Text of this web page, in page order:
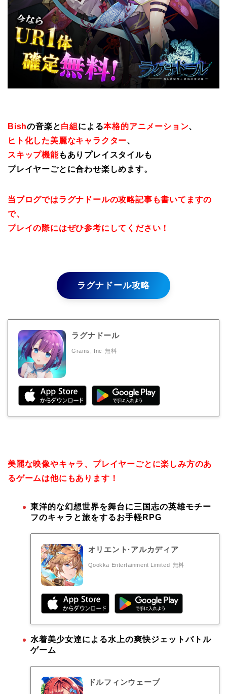
Bishの音楽と白組 による本格的アニメーション、
ヒト化した美麗なキャラクター、
スキップ機能もありプレイスタイルも
プレイヤーごとに合わせ楽しめます。
当ブログではラグナドールの攻略記事も書いてますの
で、
プレイの際にはぜひ参考にしてください！
ラグナドール攻略
ラグナドール
Grams, Inc 無料
美麗な映像やキャラ、プレイヤーごとに楽しみ方のあ
るゲームは他にもあります！
東洋的な幻想世界を舞台に三国志の英雄モチー
フのキャラと旅をするお手軽RPG
オリエント·アルカディア
Qookka Entertainment Limited 無料
水着美少女達による水上の爽快ジェットバトル
ゲーム
ドルフィンウェーブ